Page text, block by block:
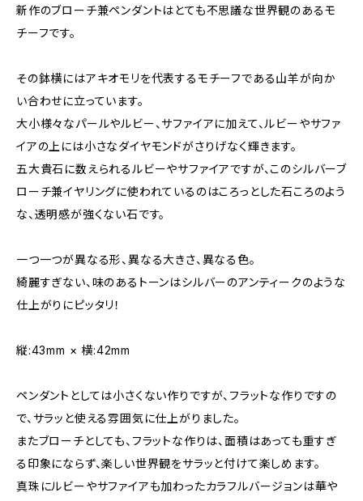
新作のブローチ兼ペンダントはとても不思議な世界観のあるモ
チーフです。
その鉢横にはアキオモリを代表するモチーフである山羊が向か
い合わせに立っています。
大小様々なパールやルビー、サファイアに加えて、ルビーやサファ
イアの上には小さなダイヤモンドがさりげなく輝きます。
五大貴石に数えられるルビーやサファイアですが、このシルバーブ
ローチ兼イヤリングに使われているのはころっとした石ころのよう
な、透明感が強くない石です。
一つ一つが異なる形、異なる大きさ、異なる色。
綺麗すぎない、味のあるトーンはシルバーのアンティークのような
仕上がりにピッタリ！
縦:43mm × 横:42mm
ペンダントとしては小さくない作りですが、フラットな作りですの
で、サラッと使える雰囲気に仕上がりました。
またブローチとしても、フラットな作りは、面積はあっても重すぎ
る印象にならず、楽しい世界観をサラッと付けて楽しめます。
真珠にルビーやサファイアも加わったカラフルバージョンは華や